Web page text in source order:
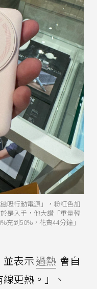
吸行動電源」，粉紅色加
是入手，他大讚「重量輕
充到50%，花費44分鐘」
並表示過熱 會自
更熱。」、